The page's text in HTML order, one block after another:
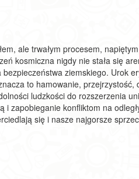
ale trwałym procesem,
kosmiczna nigdy nie stała się
ziemskiego. Urok
to hamowanie,
ludzkości do rozszerzenia
zapobieganie konfliktom na
się i nasze najgorsze